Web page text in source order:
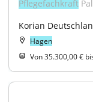
Pflegefachkraft
Korian
Hagen
Von 35.300,00 €